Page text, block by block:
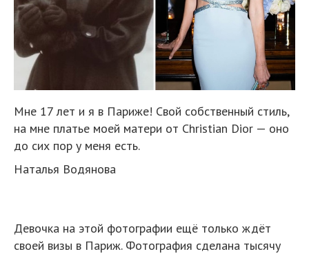
Мне 17 лет и я в Париже! Свой собственный стиль,
на мне платье моей матери от Christian Dior — оно
до сих пор у меня есть.
Наталья Водянова
Девочка на этой фотографии ещё только ждёт
своей визы в Париж. Фотография сделана тысячу